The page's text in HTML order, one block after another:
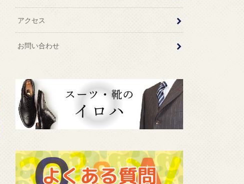
アクセス
お問い合わせ